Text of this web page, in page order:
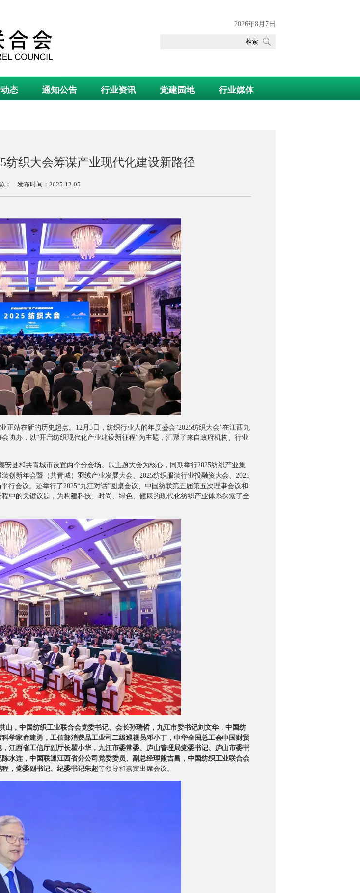
2026年8月7日
态 通知公告 行业资讯 党建园地 行业媒体
纺织大会筹谋产业现代化建设新路径
： 发布时间：2025-12-05
站在新的历史起点。12月5日，纺织行业人的年度盛会“2025纺织大会”在江西九
协办，以“开启纺织现代化产业建设新征程”为主题，汇聚了来自政府机构、行业
县和共青城市设置两个分会场。以主题大会为核心，同期举行2025纺织产业集
创新年会暨（共青城）羽绒产业发展大会、2025纺织服装行业投融资大会、2025
行会议。还举行了2025“九江对话”圆桌会议、中国纺联第五届第五次理事会议和
中的关键议题，为构建科技、时尚、绿色、健康的现代化纺织产业体系探索了全
山，中国纺织工业联合会党委书记、会长孙瑞哲，九江市委书记刘文华，中国纺
学家俞建勇，工信部消费品工业司二级巡视员邓小丁，中华全国总工会中国财贸
江西省工信厅副厅长瞿小华，九江市委常委、庐山管理局党委书记、庐山市委书
水连，中国联通江西省分公司党委委员、副总经理熊吉昌，中国纺织工业联合会
，党委副书记、纪委书记朱超等领导和嘉宾出席会议。